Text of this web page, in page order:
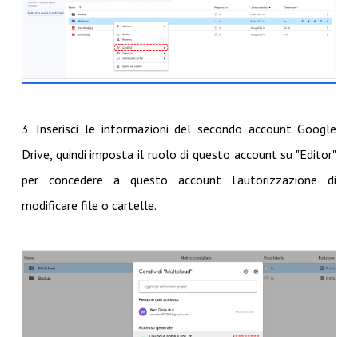
3. Inserisci le informazioni del secondo account Google
Drive, quindi imposta il ruolo di questo account su "Editor"
per concedere a questo account l'autorizzazione di
modificare file o cartelle.